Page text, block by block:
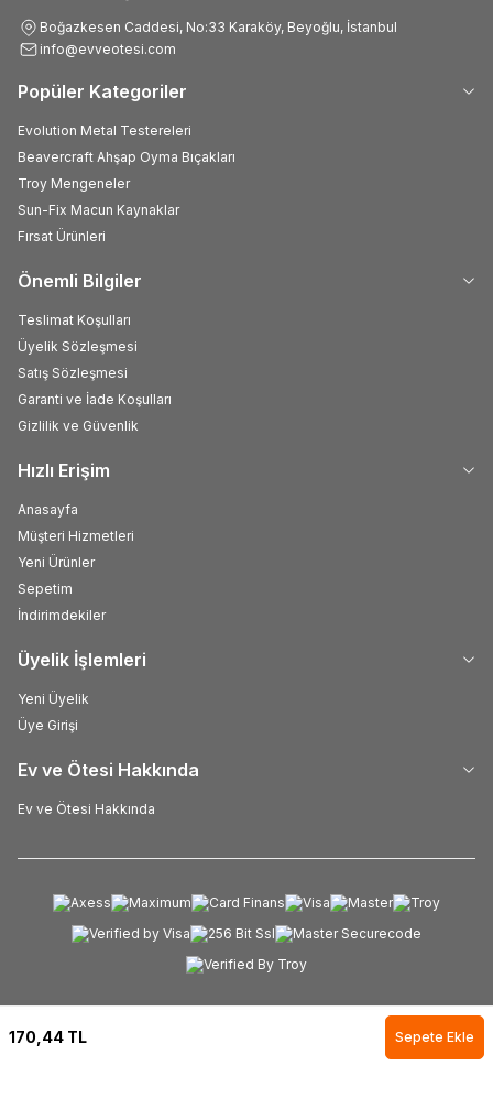
170,44 TL Sepete Ekle
Boğazkesen Caddesi, No:33 Karaköy, Beyoğlu, İstanbul
info@evveotesi.com
Popüler Kategoriler
Evolution Metal Testereleri
Beavercraft Ahşap Oyma Bıçakları
Troy Mengeneler
Sun-Fix Macun Kaynaklar
Fırsat Ürünleri
Önemli Bilgiler
Teslimat Koşulları
Üyelik Sözleşmesi
Satış Sözleşmesi
Garanti ve İade Koşulları
Gizlilik ve Güvenlik
Hızlı Erişim
Anasayfa
Müşteri Hizmetleri
Yeni Ürünler
Sepetim
İndirimdekiler
Üyelik İşlemleri
Yeni Üyelik
Üye Girişi
Ev ve Ötesi Hakkında
Ev ve Ötesi Hakkında